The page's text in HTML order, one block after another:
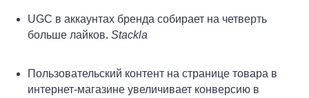
UGC в аккаунтах бренда собирает на четверть
больше лайков. Stackla
Пользовательский контент на странице товара в
интернет-магазине увеличивает конверсию в